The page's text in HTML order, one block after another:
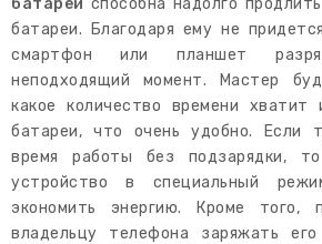
батареи способна надолго
батареи. Благодаря ему не
смартфон или планшет
неподходящий момент. Мастер
какое количество времени хватит
батареи, что очень удобно. Если
время работы без подзарядки,
устройство в специальный
экономить энергию. Кроме того,
владельцу телефона заряжать